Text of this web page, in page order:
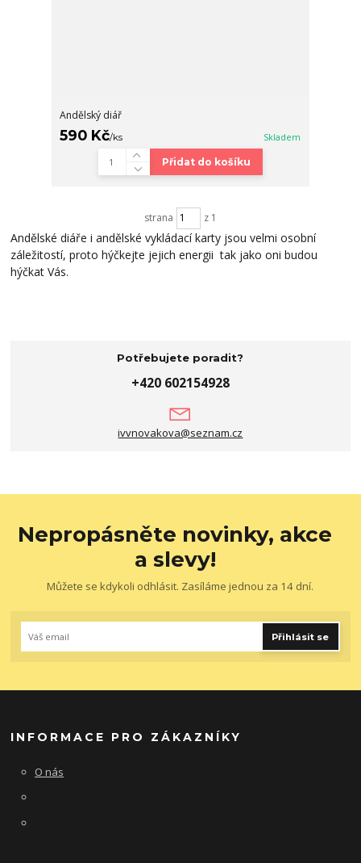
Andělský diář
590 Kč/ks Skladem
Přidat do košíku
strana z 1
Andělské diáře i andělské vykládací karty jsou velmi osobní
záležitostí, proto hýčkejte jejich energii tak jako oni budou
hýčkat Vás.
Potřebujete poradit?
+420 602154928
ivvnovakova@seznam.cz
Nepropásněte novinky, akce
a slevy!
Můžete se kdykoli odhlásit. Zasíláme jednou za 14 dní.
Přihlásit se
INFORMACE PRO ZÁKAZNÍKY
O nás